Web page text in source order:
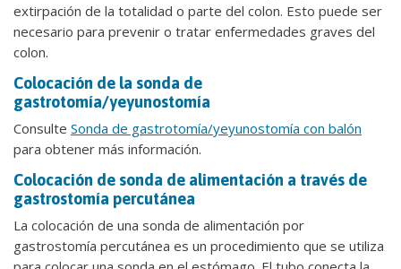
extirpación de la totalidad o parte del colon. Esto puede ser
necesario para prevenir o tratar enfermedades graves del
colon.
Colocación de la sonda de
gastrotomía/yeyunostomía
Consulte Sonda de gastrotomía/yeyunostomía con balón
para obtener más información.
Colocación de sonda de alimentación a través de
gastrostomía percutánea
La colocación de una sonda de alimentación por
gastrostomía percutánea es un procedimiento que se utiliza